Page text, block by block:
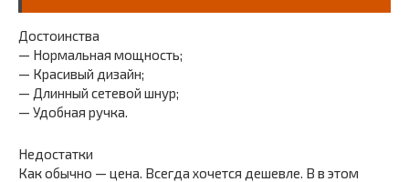
Достоинства
— Нормальная мощность;
— Красивый дизайн;
— Длинный сетевой шнур;
— Удобная ручка.
Недостатки
Как обычно — цена. Всегда хочется дешевле. В в этом